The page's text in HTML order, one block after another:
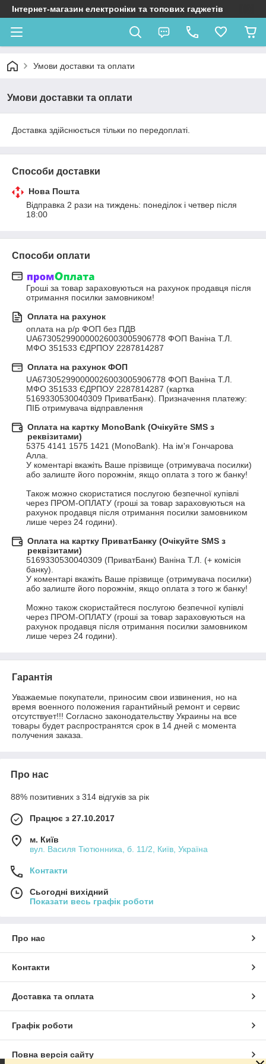
Інтернет-магазин електроніки та топових гаджетів
Умови доставки та оплати
Умови доставки та оплати
Доставка здійснюється тільки по передоплаті.
Способи доставки
Нова Пошта
Відправка 2 рази на тиждень: понеділок і четвер після
18:00
Способи оплати
Гроші за товар зараховуються на рахунок продавця після
отримання посилки замовником!
Оплата на рахунок
оплата на р/р ФОП без ПДВ
UA673052990000026003005906778 ФОП Ваніна Т.Л.
МФО 351533 ЄДРПОУ 2287814287
Оплата на рахунок ФОП
UA673052990000026003005906778 ФОП Ваніна Т.Л.
МФО 351533 ЄДРПОУ 2287814287 (картка
5169330530040309 ПриватБанк). Призначення платежу:
ПІБ отримувача відправлення
Оплата на картку MonoBank (Очікуйте SMS з
реквізитами)
5375 4141 1575 1421 (MonoBank). На ім'я Гончарова
Алла.
У коментарі вкажіть Ваше прізвище (отримувача посилки)
або залиште його порожнім, якщо оплата з того ж банку!
Також можно скористатися послугою безпечної купівлі
через ПРОМ-ОПЛАТУ (гроші за товар зараховуються на
рахунок продавця після отримання посилки замовником
лише через 24 години).
Оплата на картку ПриватБанку (Очікуйте SMS з
реквізитами)
5169330530040309 (ПриватБанк) Ваніна Т.Л. (+ комісія
банку).
У коментарі вкажіть Ваше прізвище (отримувача посилки)
або залиште його порожнім, якщо оплата з того ж банку!
Можно також скористайтеся послугою безпечної купівлі
через ПРОМ-ОПЛАТУ (гроші за товар зараховуються на
рахунок продавця після отримання посилки замовником
лише через 24 години).
Гарантія
Уважаемые покупатели, приносим свои извинения, но на
время военного положения гарантийный ремонт и сервис
отсутствует!!! Согласно законодательству Украины на все
товары будет распространятся срок в 14 дней с момента
получения заказа.
Про нас
88% позитивних з 314 відгуків за рік
Працює з 27.10.2017
м. Київ
вул. Василя Тютюнника, б. 11/2, Київ, Україна
Контакти
Сьогодні вихідний
Показати весь графік роботи
Про нас
Контакти
Доставка та оплата
Графік роботи
Повна версія сайту